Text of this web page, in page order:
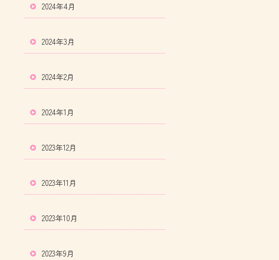
2024年4月
2024年3月
2024年2月
2024年1月
2023年12月
2023年11月
2023年10月
2023年9月